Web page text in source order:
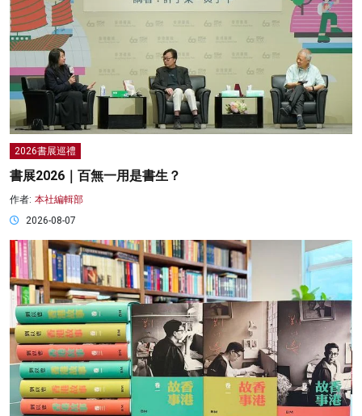
2026書展巡禮
書展2026｜百無一用是書生？
作者: 本社編輯部
2026-08-07